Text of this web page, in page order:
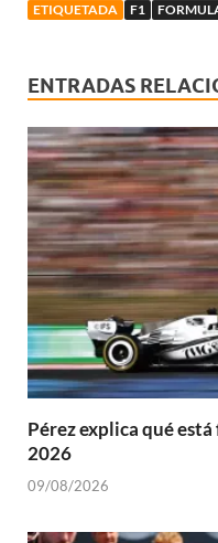
ETIQUETADA F1
ENTRADAS
Pérez explica qué
2026
09/08/2026